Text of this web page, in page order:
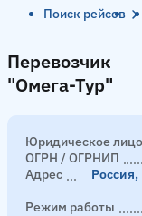
Поиск рейсов
Перевозчик
Перевозчик
"Омега-Тур"
Юридическое лицо
ОГРН / ОГРНИП
Адрес
Режим работы